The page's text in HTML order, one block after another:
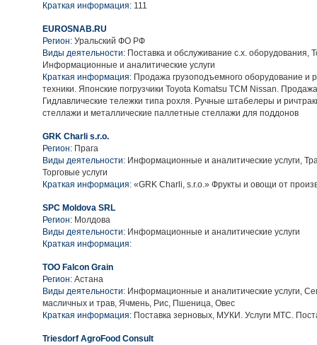
Краткая информация: 111
EUROSNAB.RU
Регион: Уральский ФО РФ
Виды деятельности: Поставка и обслуживание с.х. оборудования,
Информационные и аналитические услуги
Краткая информация: Продажа грузоподъемного оборудование и
техники. Японские погрузчики Toyota Komatsu TCM Nissan.
Гидлавлические тележки типа рохля. Ручные штабелеры и
стеллажи и металлические паллетные стеллажи для поддонов
GRK Charli s.r.o.
Регион: Прага
Виды деятельности: Информационные и аналитические услуги,
Торговые услуги
Краткая информация: «GRK Charli, s.r.o.» Фрукты и овощи от
SPC Moldova SRL
Регион: Молдова
Виды деятельности: Информационные и аналитические услуги
Краткая информация:
TOO Falcon Grain
Регион: Астана
Виды деятельности: Информационные и аналитические услуги,
масличных и трав, Ячмень, Рис, Пшеница, Овес
Краткая информация: Поставка зерновых, МУКИ. Услуги МТС.
Triesdorf AgroFood Consult